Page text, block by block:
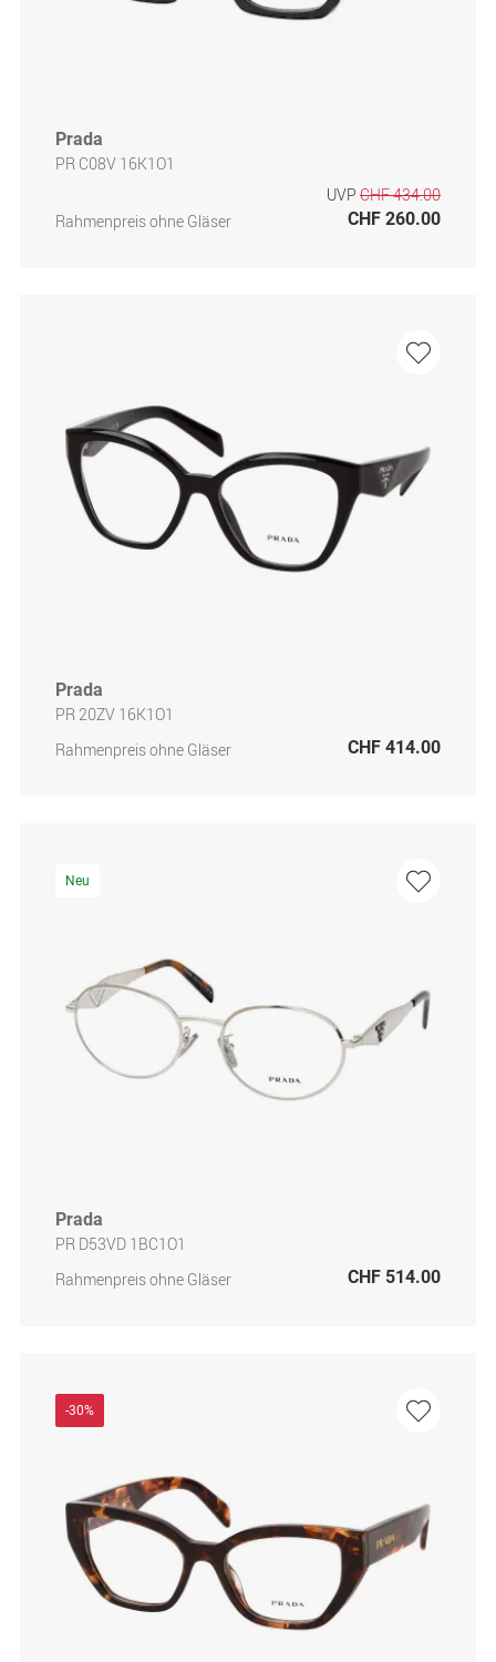
Prada
PR C08V 16K1O1
Rahmenpreis ohne Gläser
UVP CHF 434.00
CHF 260.00
Prada
PR 20ZV 16K1O1
Rahmenpreis ohne Gläser
CHF 414.00
Neu
Prada
PR D53VD 1BC1O1
Rahmenpreis ohne Gläser
CHF 514.00
-30%